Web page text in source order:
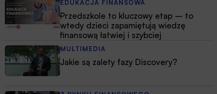
EDUKACJA FINANSOWA
Przedszkole to kluczowy etap – to
wtedy dzieci zapamiętują wiedzę
finansową łatwiej i szybciej
MULTIMEDIA
Jakie są zalety fazy Discovery?